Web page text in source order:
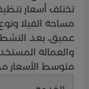
تختلف أسعار
مساحة الفيلا
عميق، بعد
والعمالة
متوسط الأسعار